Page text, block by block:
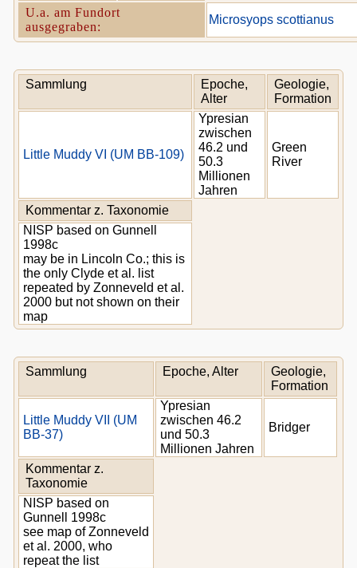
U.a. am Fundort
ausgegraben:
Microsyops scottianus
Sammlung
Epoche,
Alter
Geologie,
Formation
Little Muddy VI (UM BB-109)
Ypresian
zwischen
46.2 und
50.3
Millionen
Jahren
Green
River
Kommentar z. Taxonomie
NISP based on Gunnell
1998c
may be in Lincoln Co.; this is
the only Clyde et al. list
repeated by Zonneveld et al.
2000 but not shown on their
map
Sammlung Epoche, Alter
Geologie,
Formation
Little Muddy VII (UM
BB-37)
Ypresian
zwischen 46.2
und 50.3
Millionen Jahren
Bridger
Kommentar z.
Taxonomie
NISP based on
Gunnell 1998c
see map of Zonneveld
et al. 2000, who
repeat the list